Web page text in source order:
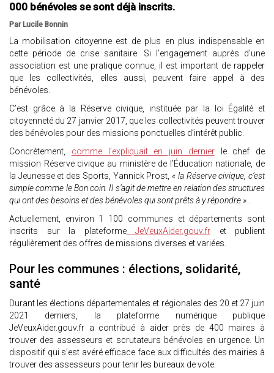
000 bénévoles se sont déjà inscrits.
Par Lucile Bonnin
La mobilisation citoyenne est de plus en plus indispensable en
cette période de crise sanitaire. Si l’engagement auprès d’une
association est une pratique connue, il est important de rappeler
que les collectivités, elles aussi, peuvent faire appel à des
bénévoles.
C’est grâce à la Réserve civique, instituée par la loi Égalité et
citoyenneté du 27 janvier 2017, que les collectivités peuvent trouver
des bénévoles pour des missions ponctuelles d’intérêt public.
Concrètement, comme l’expliquait en juin dernierle chef de
mission Réserve civique au ministère de l’Éducation nationale, de
la Jeunesse et des Sports, Yannick Prost, « la Réserve civique, c’est
simple comme le Bon coin. Il s’agit de mettre en relation des structures
qui ont des besoins et des bénévoles qui sont prêts à y répondre » .
Actuellement, environ 1 100 communes et départements sont
inscrits sur la plateformeJeVeuxAider.gouv.fr et publient
régulièrement des offres de missions diverses et variées.
Pour les communes : élections, solidarité,
santé
Durant les élections départementales et régionales des 20 et 27 juin
2021 derniers, la plateforme numérique publique
JeVeuxAider.gouv.fr a contribué à aider près de 400 maires à
trouver des assesseurs et scrutateurs bénévoles en urgence. Un
dispositif qui s’est avéré efficace face aux difficultés des mairies à
trouver des assesseurs pour tenir les bureaux de vote.